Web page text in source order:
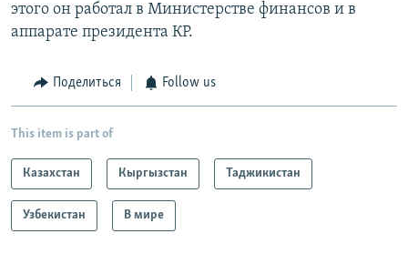
этого он работал в Министерстве финансов и в
аппарате президента КР.
Поделиться Follow us
This item is part of
Казахстан Кыргызстан Таджикистан
Узбекистан В мире